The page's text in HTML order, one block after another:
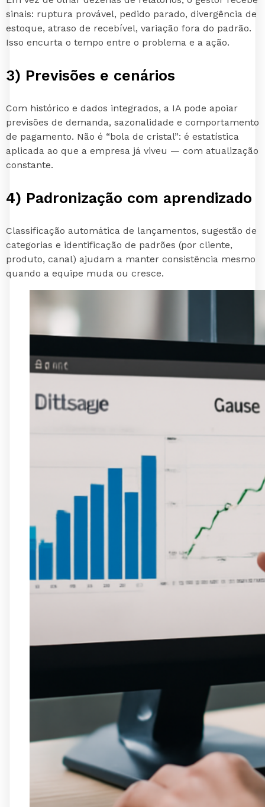
sinais: ruptura provável, pedido parado, divergência de
estoque, atraso de recebível, variação fora do padrão.
Isso encurta o tempo entre o problema e a ação.
3) Previsões e cenários
Com histórico e dados integrados, a IA pode apoiar
previsões de demanda, sazonalidade e comportamento
de pagamento. Não é “bola de cristal”: é estatística
aplicada ao que a empresa já viveu — com atualização
constante.
4) Padronização com aprendizado
Classificação automática de lançamentos, sugestão de
categorias e identificação de padrões (por cliente,
produto, canal) ajudam a manter consistência mesmo
quando a equipe muda ou cresce.